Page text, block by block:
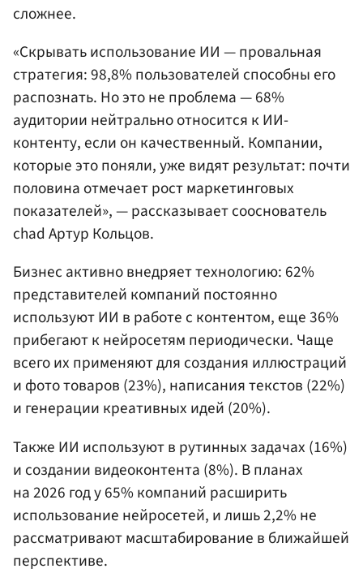
сложнее.
«Скрывать использование ИИ — провальная
стратегия: 98,8% пользователей способны его
распознать. Но это не проблема — 68%
аудитории нейтрально относится к ИИ-
контенту, если он качественный. Компании,
которые это поняли, уже видят результат: почти
половина отмечает рост маркетинговых
показателей», — рассказывает сооснователь
chad Артур Кольцов.
Бизнес активно внедряет технологию: 62%
представителей компаний постоянно
используют ИИ в работе с контентом, еще 36%
прибегают к нейросетям периодически. Чаще
всего их применяют для создания иллюстраций
и фото товаров (23%), написания текстов (22%)
и генерации креативных идей (20%).
Также ИИ используют в рутинных задачах (16%)
и создании видеоконтента (8%). В планах
на 2026 год у 65% компаний расширить
использование нейросетей, и лишь 2,2% не
рассматривают масштабирование в ближайшей
перспективе.